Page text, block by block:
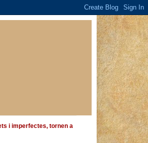
i imperfectes, tornen a